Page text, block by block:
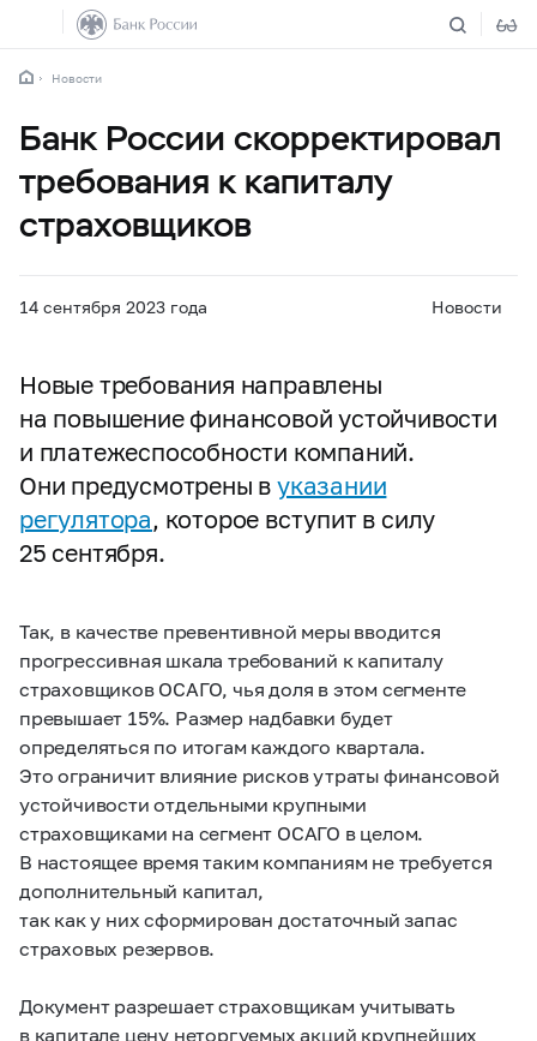
Новости
Банк России скорректировал
требования к капиталу
страховщиков
14 сентября 2023 года Новости
Новые требования направлены
на повышение финансовой устойчивости
и платежеспособности компаний.
Они предусмотрены вуказании
регулятора, которое вступит в силу
25 сентября.
Так, в качестве превентивной меры вводится
прогрессивная шкала требований к капиталу
страховщиков ОСАГО, чья доля в этом сегменте
превышает 15%. Размер надбавки будет
определяться по итогам каждого квартала.
Это ограничит влияние рисков утраты финансовой
устойчивости отдельными крупными
страховщиками на сегмент ОСАГО в целом.
В настоящее время таким компаниям не требуется
дополнительный капитал,
так как у них сформирован достаточный запас
страховых резервов.
Документ разрешает страховщикам учитывать
в капитале цену неторгуемых акций крупнейших